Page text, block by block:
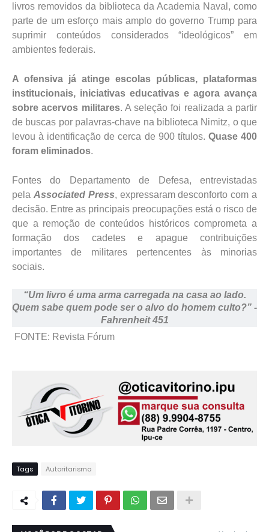
livros removidos da biblioteca da Academia Naval, como
parte de um esforço mais amplo do governo Trump para
suprimir conteúdos considerados “ideológicos” em
ambientes federais.
A ofensiva já atinge escolas públicas, plataformas
institucionais, iniciativas educativas e agora avança
sobre acervos militares. A seleção foi realizada a partir
de buscas por palavras-chave na biblioteca Nimitz, o que
levou à identificação de cerca de 900 títulos. Quase 400
foram eliminados.
Fontes do Departamento de Defesa, entrevistadas
pela Associated Press, expressaram desconforto com a
decisão. Entre as principais preocupações está o risco de
que a remoção de conteúdos históricos comprometa a
formação dos cadetes e apague contribuições
importantes de militares pertencentes às minorias
sociais.
“Um livro é uma arma carregada na casa ao lado.
Quem sabe quem pode ser o alvo do homem culto?” -
Fahrenheit 451
FONTE: Revista Fórum
Tags Autoritarismo